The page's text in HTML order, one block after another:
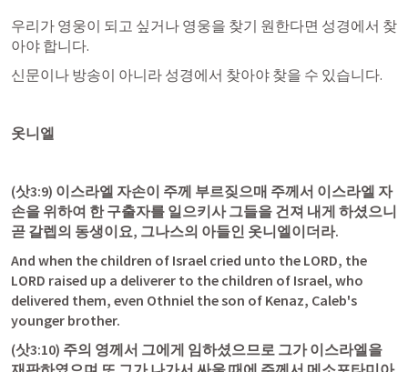
우리가 영웅이 되고 싶거나 영웅을 찾기 원한다면 성경에서 찾
아야 합니다.
신문이나 방송이 아니라 성경에서 찾아야 찾을 수 있습니다.
옷니엘
(삿3:9) 이스라엘 자손이 주께 부르짖으매 주께서 이스라엘 자
손을 위하여 한 구출자를 일으키사 그들을 건져 내게 하셨으니
곧 갈렙의 동생이요, 그나스의 아들인 옷니엘이더라.
And when the children of Israel cried unto the LORD, the
LORD raised up a deliverer to the children of Israel, who
delivered them, even Othniel the son of Kenaz, Caleb's
younger brother.
(삿3:10) 주의 영께서 그에게 임하셨으므로 그가 이스라엘을